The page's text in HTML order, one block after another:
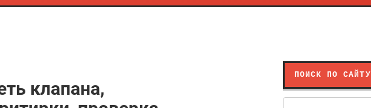
клапана,
ПОИСК ПО САЙТУ